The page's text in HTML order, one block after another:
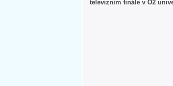
televizním finále v O2